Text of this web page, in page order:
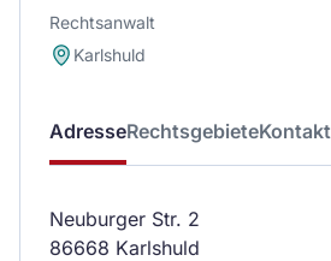
Rechtsanwalt
Karlshuld
AdresseRechtsgebieteKontakt
Neuburger Str. 2
86668 Karlshuld